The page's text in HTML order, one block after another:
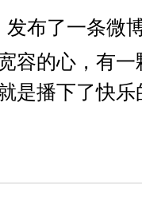
发布了一条微
容的心，有
是播下了快